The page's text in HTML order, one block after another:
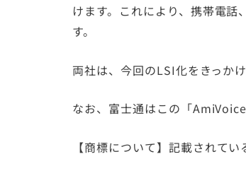
けます。これにより、携帯電
す。
両社は、今回のLSI化をきっか
なお、富士通はこの「
【商標について】記載されて